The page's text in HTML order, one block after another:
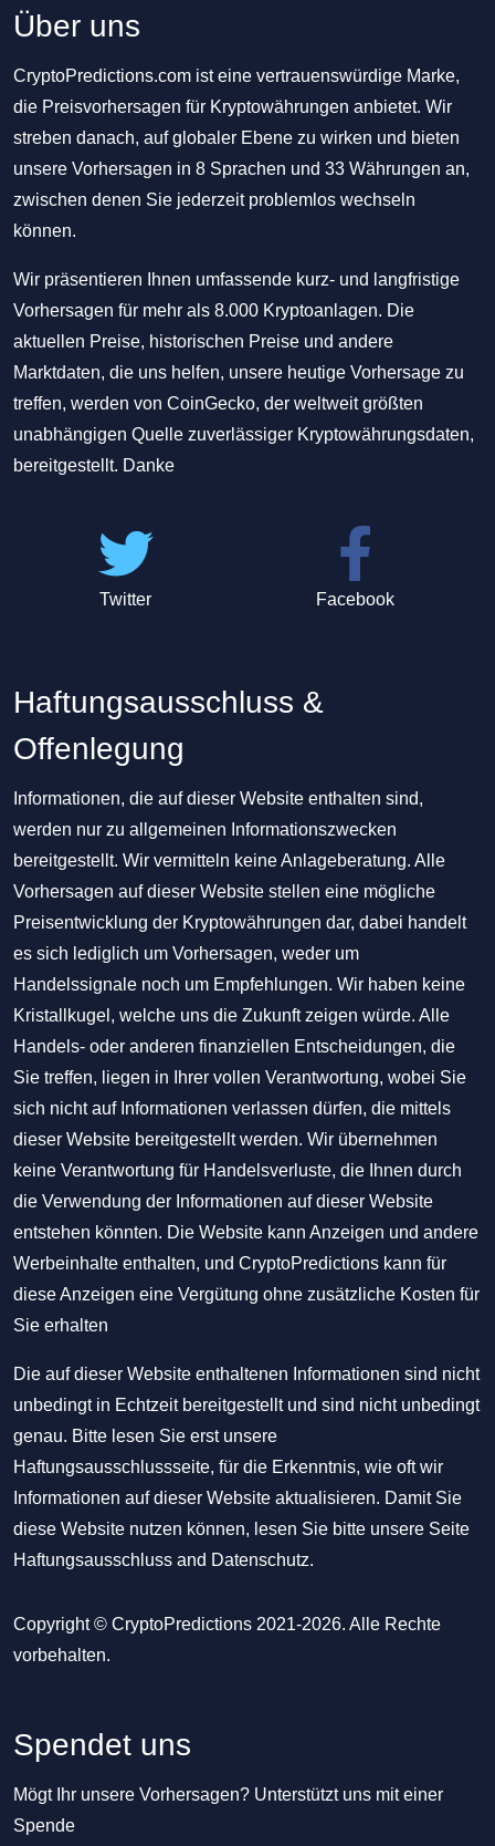
Über uns
CryptoPredictions.com ist eine vertrauenswürdige Marke,
die Preisvorhersagen für Kryptowährungen anbietet. Wir
streben danach, auf globaler Ebene zu wirken und bieten
unsere Vorhersagen in 8 Sprachen und 33 Währungen an,
zwischen denen Sie jederzeit problemlos wechseln
können.
Wir präsentieren Ihnen umfassende kurz- und langfristige
Vorhersagen für mehr als 8.000 Kryptoanlagen. Die
aktuellen Preise, historischen Preise und andere
Marktdaten, die uns helfen, unsere heutige Vorhersage zu
treffen, werden von CoinGecko, der weltweit größten
unabhängigen Quelle zuverlässiger Kryptowährungsdaten,
bereitgestellt. Danke
Twitter Facebook
Haftungsausschluss &
Offenlegung
Informationen, die auf dieser Website enthalten sind,
werden nur zu allgemeinen Informationszwecken
bereitgestellt. Wir vermitteln keine Anlageberatung. Alle
Vorhersagen auf dieser Website stellen eine mögliche
Preisentwicklung der Kryptowährungen dar, dabei handelt
es sich lediglich um Vorhersagen, weder um
Handelssignale noch um Empfehlungen. Wir haben keine
Kristallkugel, welche uns die Zukunft zeigen würde. Alle
Handels- oder anderen finanziellen Entscheidungen, die
Sie treffen, liegen in Ihrer vollen Verantwortung, wobei Sie
sich nicht auf Informationen verlassen dürfen, die mittels
dieser Website bereitgestellt werden. Wir übernehmen
keine Verantwortung für Handelsverluste, die Ihnen durch
die Verwendung der Informationen auf dieser Website
entstehen könnten. Die Website kann Anzeigen und andere
Werbeinhalte enthalten, und CryptoPredictions kann für
diese Anzeigen eine Vergütung ohne zusätzliche Kosten für
Sie erhalten
Die auf dieser Website enthaltenen Informationen sind nicht
unbedingt in Echtzeit bereitgestellt und sind nicht unbedingt
genau. Bitte lesen Sie erst unsere
Haftungsausschlussseite, für die Erkenntnis, wie oft wir
Informationen auf dieser Website aktualisieren. Damit Sie
diese Website nutzen können, lesen Sie bitte unsere Seite
Haftungsausschluss and Datenschutz.
Copyright © CryptoPredictions 2021-2026. Alle Rechte
vorbehalten.
Spendet uns
Mögt Ihr unsere Vorhersagen? Unterstützt uns mit einer
Spende